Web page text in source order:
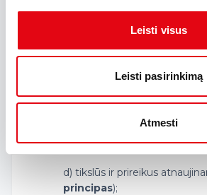
Leisti visus
Leisti pasirinkimą
Atmesti
b) renkami nustatytais,
tikslais nesuderinamu būdu (
apribojimo principas);
c) adekvatūs, tinkami ir tik
d) tikslūs ir prireikus
principas);